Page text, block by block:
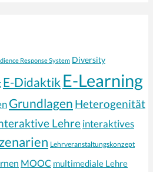
Response System Diversity
E-Didaktik E-Learning
Grundlagen Heterogenität
Lehreinteraktives
Lehrveranstaltungskonzept
MOOC multimediale Lehre